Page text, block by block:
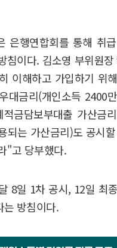
은행연합회를 통해 취
침이다. 김소영 부위원
이해하고 가입하기 위
대금리(개인소득 2400
금담보부대출 가산금
되는 가산금리)도 공시
"고 당부했다.
8일 1차 공시, 12일 최
는 방침이다.